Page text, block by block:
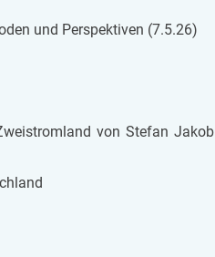
und Per­spek­ti­ven (7.5.26)
von Ste­fan Jakob